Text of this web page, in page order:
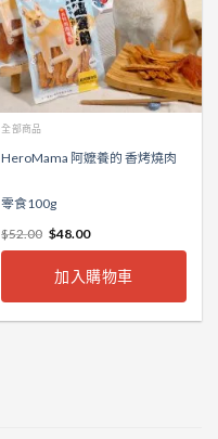
全部商品
HeroMama 阿嬤養的 香烤燒肉
零食100g
$52.00 $48.00
加入購物車